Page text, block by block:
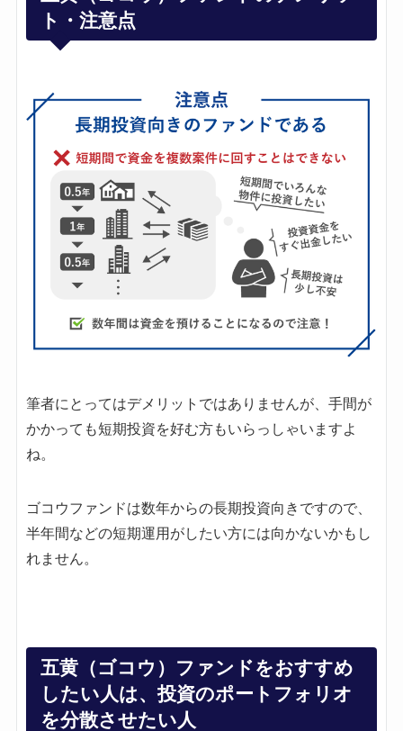
ト・注意点
筆者にとってはデメリットではありませんが、手間が
かかっても短期投資を好む方もいらっしゃいますよ
ね。
ゴコウファンドは数年からの長期投資向きですので、
半年間などの短期運用がしたい方には向かないかもし
れません。
五黄（ゴコウ）ファンドをおすすめ
したい人は、投資のポートフォリオ
を分散させたい人